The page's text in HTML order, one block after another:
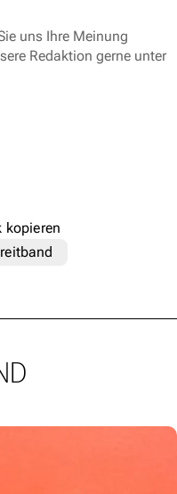
uns Ihre Meinung
Redaktion gerne unter
kopieren